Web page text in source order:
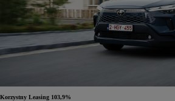
Korzystny Leasing 103,9%